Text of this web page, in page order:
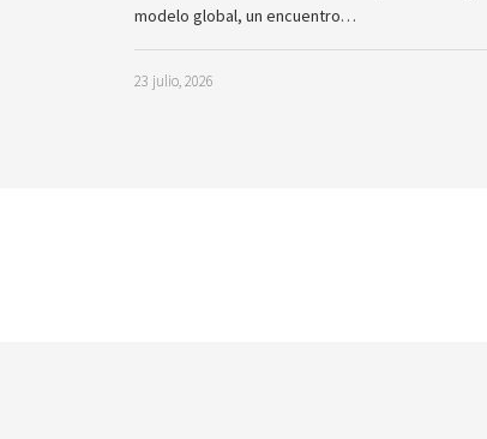
modelo global, un encuentro…
23 julio, 2026